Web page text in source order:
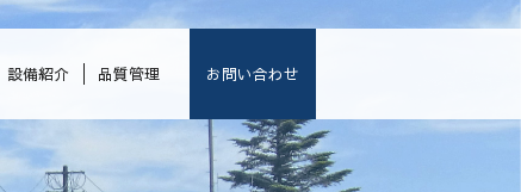
設備紹介 品質管理 お問い合わせ